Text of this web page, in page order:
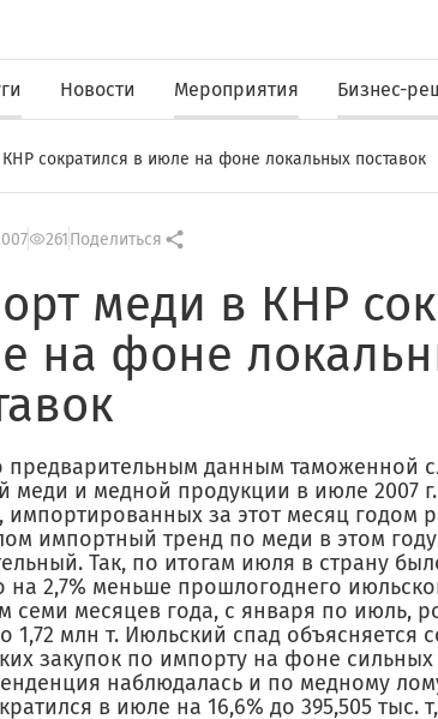
Новости Мероприятия Бизнес-
сократился в июле на фоне локальных поставок
261Поделиться
меди в КНР
на фоне
предварительным данным таможенной
меди и медной продукции в июле 2007
импортированных за этот месяц годом
импортный тренд по меди в этом
Так, по итогам июля в страну
на 2,7% меньше прошлогоднего
семи месяцев года, с января по июль,
1,72 млн т. Июльский спад объясняется
закупок по импорту на фоне сильных
наблюдалась и по медному
в июле на 16,6% до 395,505 тыс.